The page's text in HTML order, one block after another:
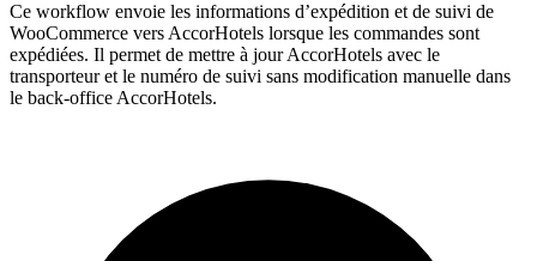
Ce workflow envoie les informations d’expédition et de suivi de
WooCommerce vers AccorHotels lorsque les commandes sont
expédiées. Il permet de mettre à jour AccorHotels avec le
transporteur et le numéro de suivi sans modification manuelle dans
le back-office AccorHotels.